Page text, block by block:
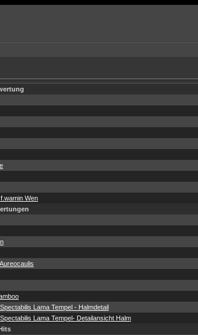
Wen
Lama Tempel - Halmdetail
Lama Tempel- Detailansicht Halm